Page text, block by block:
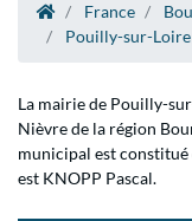
France
Pouilly-sur-Loire
La mairie de Pouilly-
Nièvre de la région
municipal est constitué
est KNOPP Pascal.